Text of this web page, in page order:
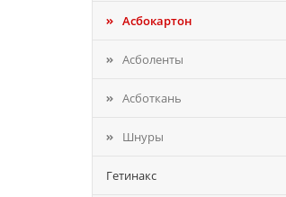
Асбокартон
Асболенты
Асботкань
Шнуры
Гетинакс